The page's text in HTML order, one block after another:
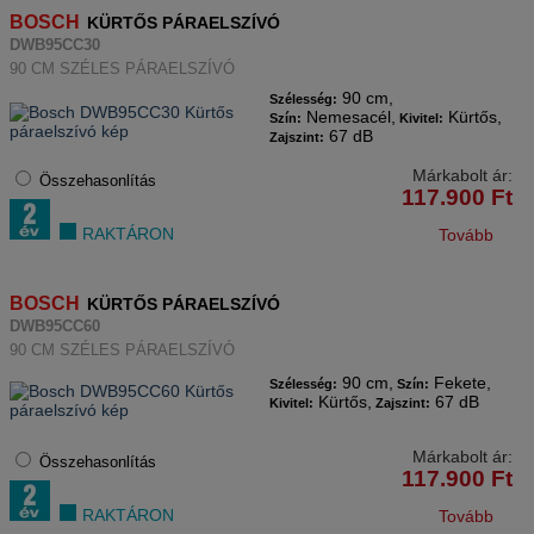
BOSCH KÜRTŐS PÁRAELSZÍVÓ
DWB95CC30
90 CM SZÉLES PÁRAELSZÍVÓ
Szélesség: 90 cm,
Szín: Nemesacél, Kivitel: Kürtős,
Zajszint: 67 dB
Összehasonlítás
RAKTÁRON
Márkabolt ár:
117.900 Ft
Tovább
BOSCH KÜRTŐS PÁRAELSZÍVÓ
DWB95CC60
90 CM SZÉLES PÁRAELSZÍVÓ
Szélesség: 90 cm, Szín: Fekete,
Kivitel: Kürtős, Zajszint: 67 dB
Összehasonlítás
RAKTÁRON
Márkabolt ár:
117.900 Ft
Tovább